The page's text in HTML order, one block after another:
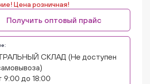
Цена розничная!
Получить оптовый прайс
СКЛАД (Не доступен
9:00 до 18:00